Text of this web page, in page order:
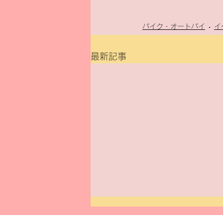
バイク・オートバイ イ
最新記事